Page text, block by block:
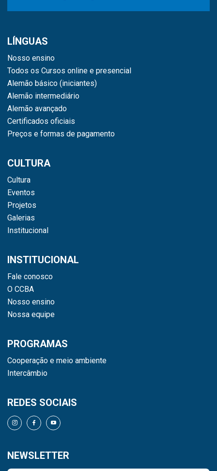
LÍNGUAS
Nosso ensino
Todos os Cursos online e presencial
Alemão básico (iniciantes)
Alemão intermediário
Alemão avançado
Certificados oficiais
Preços e formas de pagamento
CULTURA
Cultura
Eventos
Projetos
Galerias
Institucional
INSTITUCIONAL
Fale conosco
O CCBA
Nosso ensino
Nossa equipe
PROGRAMAS
Cooperação e meio ambiente
Intercâmbio
REDES SOCIAIS
NEWSLETTER